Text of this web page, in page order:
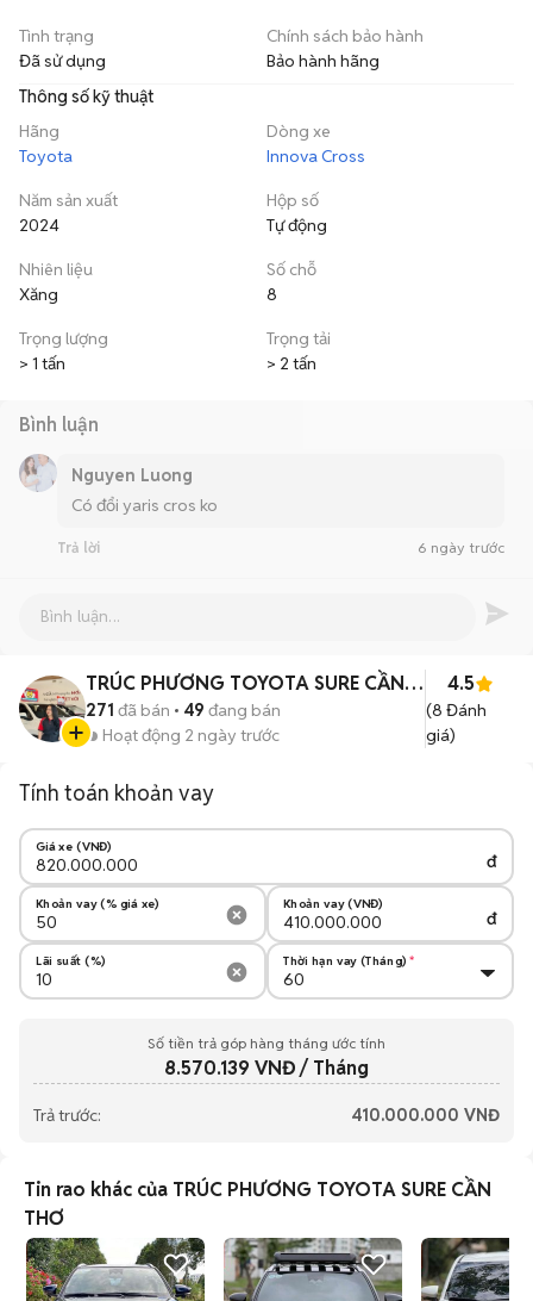
✅Cam kết chất lượng và bảo hành.
✅Hỗ trợ trả góp lãi thấp, thủ tục nhanh gọn.
------------------------------
Toyota Cần Thơ - Đại lý Toyota Sure xe cũ chính hãng
📌 Địa chỉ: K2-0, Võ Nguyên Giáp, KV. Thạnh Thuận, P. Hưng Phú,
Tp. Cần Thơ
Tình trạng
Đã sử dụng
Chính sách bảo hành
Bảo hành hãng
Thông số kỹ thuật
Hãng
Toyota
Dòng xe
Innova Cross
Năm sản xuất
2024
Hộp số
Tự động
Nhiên liệu
Xăng
Số chỗ
8
Trọng lượng
> 1 tấn
Trọng tải
> 2 tấn
TRÚC PHƯƠNG TOYOTA SURE CẦN
THƠ
271 đã bán 49 đang bán
Hoạt động 2 ngày trước
4.5
(8 Đánh
giá)
Bình luận
Nguyen Luong
Có đổi yaris cros ko
Trả lời 6 ngày trước
Tính toán khoản vay
Giá xe (VNĐ)
đ
Khoản vay (% giá xe) Khoản vay (VNĐ)
đ
Lãi suất (%) Thời hạn vay (Tháng)
Số tiền trả góp hàng tháng ước tính
8.570.139 VNĐ / Tháng
Trả trước: 410.000.000 VNĐ
Tin rao khác của TRÚC PHƯƠNG TOYOTA SURE CẦN
THƠ